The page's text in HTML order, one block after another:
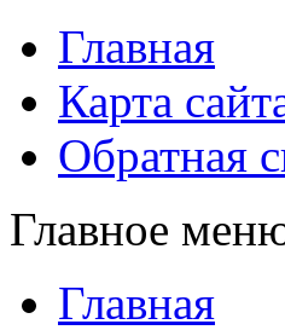
Главная
Карта
Обратная
Главное
Главная